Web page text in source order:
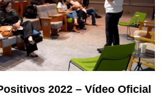
2022 – Vídeo Oficial